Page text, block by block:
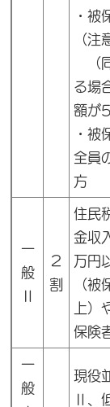
・被
（
（
る場
額が
・被
全員
方
一
般
２
割
住民
金収
万円
（
上）
保険
一
般
現役
Ⅱ、